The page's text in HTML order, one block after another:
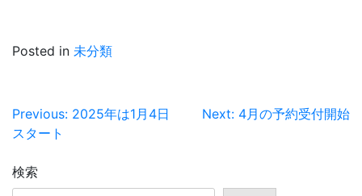
Posted in 未分類
投
稿
ナ
Previous: 2025年は1月4日
スタート
Next: 4月の予約受付開始
検索